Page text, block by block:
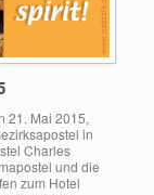
21. Mai 2015,
in
Charles
und die
zum Hotel